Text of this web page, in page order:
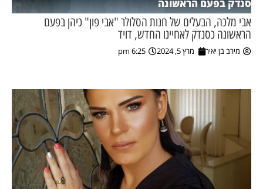
סנדק בפעם הראשונה
אבי מלכה, הבעלים של חנות הסלולר "אבי פון" כיהן בפעם
הראשונה כסנדק לאחיינו החדש, דויד
מירב בן יאיר מרץ 5, 2024 6:25 pm